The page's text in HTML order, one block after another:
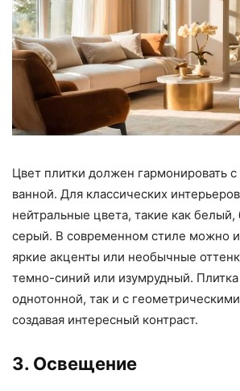
Цвет плитки должен гармонировать
ванной. Для классических
нейтральные цвета, такие как
серый. В современном стиле можно
яркие акценты или необычные
темно-синий или изумрудный.
однотонной, так и с
создавая интересный контраст.
3. Освещение